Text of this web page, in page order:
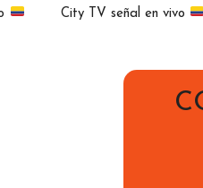
City TV señal en vivo